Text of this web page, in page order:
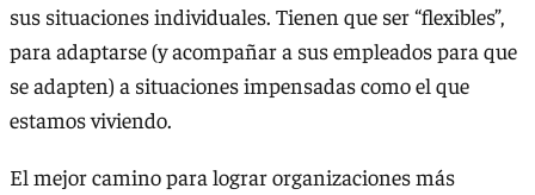
sus situaciones individuales. Tienen que ser “flexibles”,
para adaptarse (y acompañar a sus empleados para que
se adapten) a situaciones impensadas como el que
estamos viviendo.
El mejor camino para lograr organizaciones más